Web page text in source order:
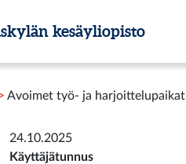
kesäyliopisto
Avoimet työ- ja harjoittelupaikat
24.10.2025
Käyttäjätunnus